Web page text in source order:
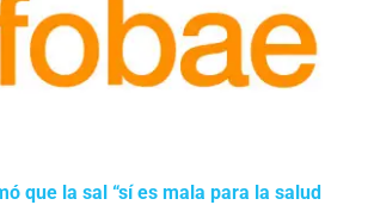
que la sal “sí es mala para la salud